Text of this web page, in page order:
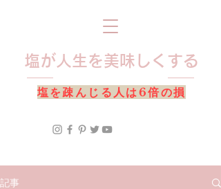
​塩を疎んじる人は6倍の損
​塩が人生を美味しくする
記事